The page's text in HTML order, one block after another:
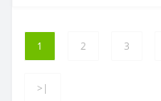
1 2 3
>|